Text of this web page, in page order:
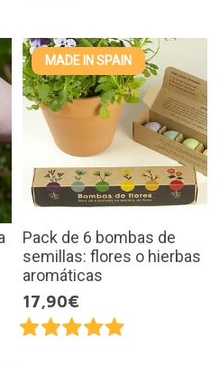
MADE IN SPAIN
Pack de 6 bombas de
semillas: flores o hierbas
aromáticas
17,90€